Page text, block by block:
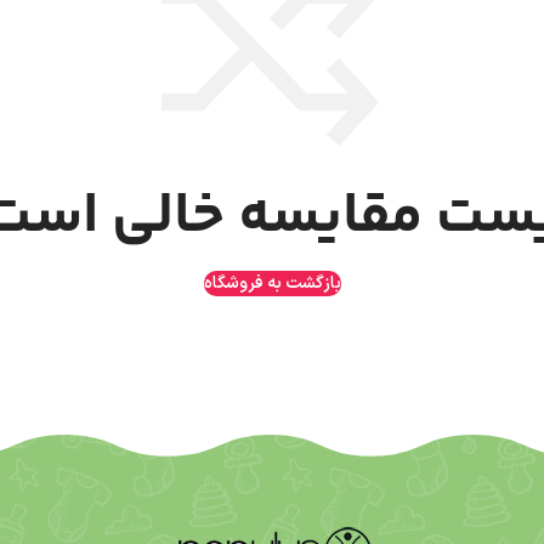
مقایسه خالی
بازگشت به فروشگاه